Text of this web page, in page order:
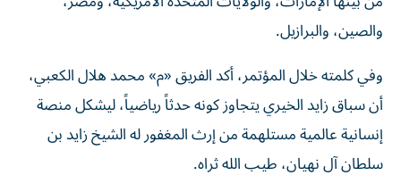
والصين، والبرازيل.
وفي كلمته خلال المؤتمر، أكد الفريق «م» محمد هلال الكعبي،
أن سباق زايد الخيري يتجاوز كونه حدثاً رياضياً، ليشكل منصة
إنسانية عالمية مستلهمة من إرث المغفور له الشيخ زايد بن
سلطان آل نهيان، طيب الله ثراه.